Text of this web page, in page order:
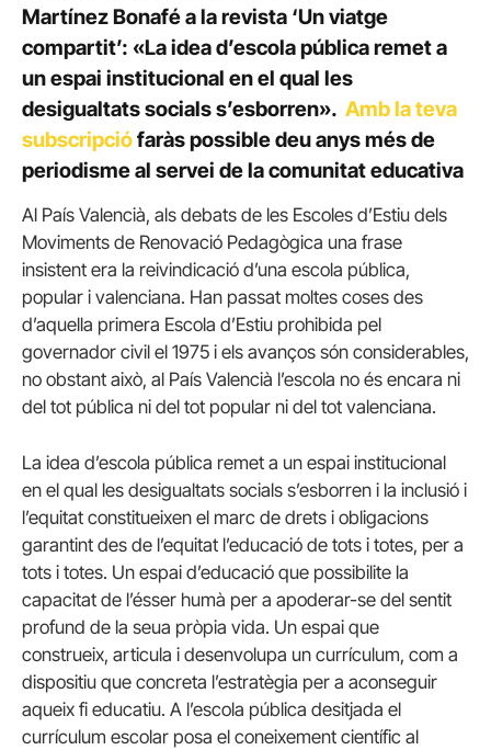
Martínez Bonafé a la revista ‘Un viatge
compartit’: «La idea d’escola pública remet a
un espai institucional en el qual les
desigualtats socials s’esborren». Amb la teva
subscripciófaràs possible deu anys més de
periodisme al servei de la comunitat educativa
Al País Valencià, als debats de les Escoles d’Estiu dels
Moviments de Renovació Pedagògica una frase
insistent era la reivindicació d’una escola pública,
popular i valenciana. Han passat moltes coses des
d’aquella primera Escola d’Estiu prohibida pel
governador civil el 1975 i els avanços són considerables,
no obstant això, al País Valencià l’escola no és encara ni
del tot pública ni del tot popular ni del tot valenciana.
La idea d’escola pública remet a un espai institucional
en el qual les desigualtats socials s’esborren i la inclusió i
l’equitat constitueixen el marc de drets i obligacions
garantint des de l’equitat l’educació de tots i totes, per a
tots i totes. Un espai d’educació que possibilite la
capacitat de l’ésser humà per a apoderar-se del sentit
profund de la seua pròpia vida. Un espai que
construeix, articula i desenvolupa un currículum, com a
dispositiu que concreta l’estratègia per a aconseguir
aqueix fi educatiu. A l’escola pública desitjada el
currículum escolar posa el coneixement científic al